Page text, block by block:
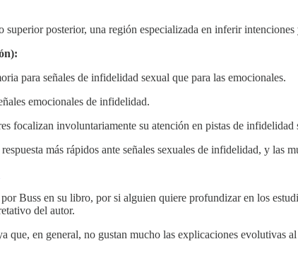
superior posterior, una región especializada en inferir
para señales de infidelidad sexual que para las emocionales.
emocionales de infidelidad.
focalizan involuntariamente su atención en pistas de
más rápidos ante señales sexuales de infidelidad, y las
Buss en su libro, por si alguien quiere profundizar en los
del autor.
que, en general, no gustan mucho las explicaciones evolutivas